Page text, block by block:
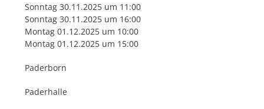
Sonntag 30.11.2025 um 11:00
Sonntag 30.11.2025 um 16:00
Montag 01.12.2025 um 10:00
Montag 01.12.2025 um 15:00
Paderborn
Paderhalle